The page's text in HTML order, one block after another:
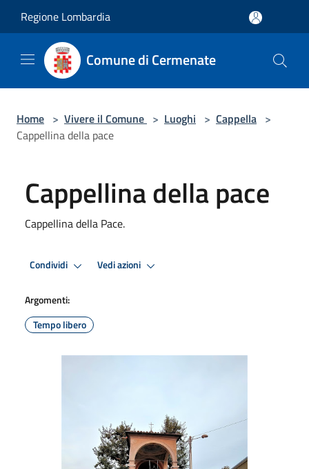
Regione Lombardia
Comune di Cermenate
Home > Vivere il Comune > Luoghi > Cappella >
Cappellina della pace
Cappellina della pace
Cappellina della Pace.
Condividi Vedi azioni
Argomenti:
Tempo libero